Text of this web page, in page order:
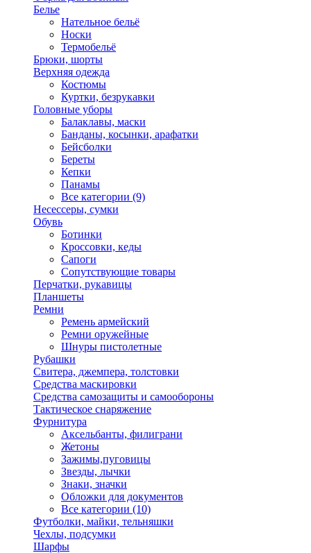
Белье
Нательное бельё
Носки
Термобельё
Брюки, шорты
Верхняя одежда
Костюмы
Куртки, безрукавки
Головные уборы
Балаклавы, маски
Банданы, косынки, арафатки
Бейсболки
Береты
Кепки
Панамы
Все категории (9)
Несессеры, сумки
Обувь
Ботинки
Кроссовки, кеды
Сапоги
Сопутствующие товары
Перчатки, рукавицы
Планшеты
Ремни
Ремень армейский
Ремни оружейные
Шнуры пистолетные
Рубашки
Свитера, джемпера, толстовки
Средства маскировки
Средства самозащиты и самообороны
Тактическое снаряжение
Фурнитура
Аксельбанты, филиграни
Жетоны
Зажимы,пуговицы
Звезды, лычки
Знаки, значки
Обложки для документов
Все категории (10)
Футболки, майки, тельняшки
Чехлы, подсумки
Шарфы